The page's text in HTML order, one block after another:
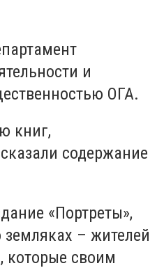
и
ОГА.
книг,
содержание
«Портреты»,
– жителей
которые своим